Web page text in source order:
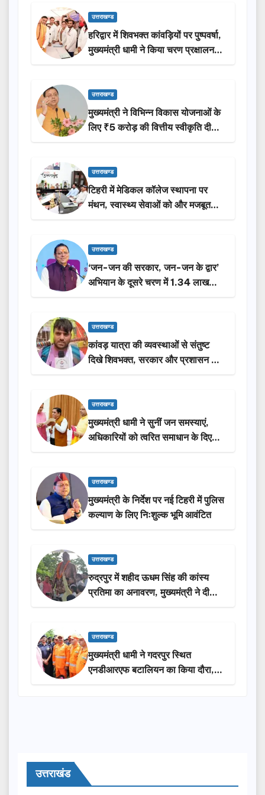
उत्तराखण्ड
हरिद्वार में शिवभक्त कांवड़ियों पर पुष्पवर्षा,
मुख्यमंत्री धामी ने किया चरण प्रक्षालन…
उत्तराखण्ड
मुख्यमंत्री ने विभिन्न विकास योजनाओं के
लिए ₹5 करोड़ की वित्तीय स्वीकृति दी…
उत्तराखण्ड
टिहरी में मेडिकल कॉलेज स्थापना पर
मंथन, स्वास्थ्य सेवाओं को और मजबूत
करेगी सरकार: मुख्यमंत्री धामी…
उत्तराखण्ड
‘जन-जन की सरकार, जन-जन के द्वार’
अभियान के दूसरे चरण में 1.34 लाख
लोगों की भागीदारी…
उत्तराखण्ड
कांवड़ यात्रा की व्यवस्थाओं से संतुष्ट
दिखे शिवभक्त, सरकार और प्रशासन की
सराहना…
उत्तराखण्ड
मुख्यमंत्री धामी ने सुनीं जन समस्याएं,
अधिकारियों को त्वरित समाधान के दिए
निर्देश
उत्तराखण्ड
मुख्यमंत्री के निर्देश पर नई टिहरी में पुलिस
कल्याण के लिए निःशुल्क भूमि आवंटित
उत्तराखण्ड
रुद्रपुर में शहीद ऊधम सिंह की कांस्य
प्रतिमा का अनावरण, मुख्यमंत्री ने दी
₹3.85 करोड़ की विकास परियोजनाओं
उत्तराखण्ड
मुख्यमंत्री धामी ने गदरपुर स्थित
एनडीआरएफ बटालियन का किया दौरा,
आपदा प्रबंधन तैयारियों का लिया जायजा
उत्तराखंड